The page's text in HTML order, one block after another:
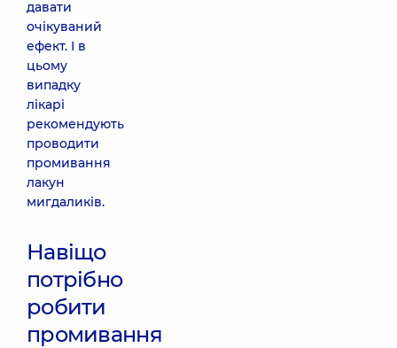
давати
очікуваний
ефект. І в
цьому
випадку
лікарі
рекомендують
проводити
промивання
лакун
мигдаликів.
Навіщо
потрібно
робити
промивання